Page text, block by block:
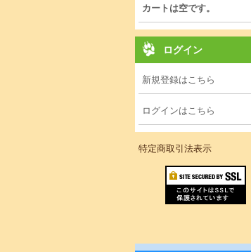
カートは空です。
ログイン
新規登録はこちら
ログインはこちら
特定商取引法表示